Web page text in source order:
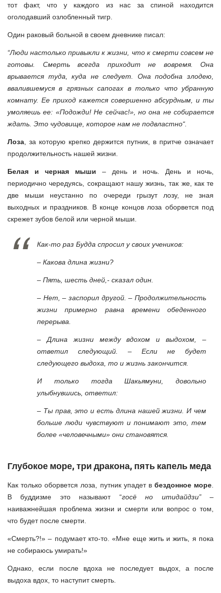
тот факт, что у каждого из нас за спиной находится
оголодавший озлобленный тигр.
Один раковый больной в своем дневнике писал:
“Люди настолько привыкли к жизни, что к смерти совсем не
готовы. Смерть всегда приходит не вовремя. Она
врывается туда, куда не следует. Она подобна злодею,
ввалившемуся в грязных сапогах в только что убранную
комнату. Ее приход кажется совершенно абсурдным, и ты
умоляешь ее: «Подожди! Не сейчас!», но она не собирается
ждать. Это чудовище, которое нам не подвластно“.
Лоза , за которую крепко держится путник, в притче означает
продолжительность нашей жизни.
Белая и черная мыши – день и ночь. День и ночь,
периодично чередуясь, сокращают нашу жизнь, так же, как те
две мыши неустанно по очереди грызут лозу, не зная
выходных и праздников. В конце концов лоза оборвется под
скрежет зубов белой или черной мыши.
Как-то раз Будда спросил у своих учеников:
– Какова длина жизни?
– Пять, шесть дней,- сказал один.
– Нет, – заспорил другой. – Продолжительность
жизни примерно равна времени обеденного
перерыва.
– Длина жизни между вдохом и выдохом, –
ответил следующий. – Если не будет
следующего выдоха, то и жизнь закончится.
И только тогда Шакьямуни, довольно
улыбнувшись, ответил:
– Ты прав, это и есть длина нашей жизни. И чем
больше люди чувствуют и понимают это, тем
более «человечными» они становятся.
Глубокое море, три дракона, пять капель меда
Как только оборвется лоза, путник упадет в бездонное море
В буддизме это называют “госё но итидайдзи”–
наиважнейшая проблема жизни и смерти или вопрос о том,
что будет после смерти.
«Смерть?!» – подумает кто-то. «Мне еще жить и жить, я пока
не собираюсь умирать!»
Однако, если после вдоха не последует выдох, а после
выдоха вдох, то наступит смерть.